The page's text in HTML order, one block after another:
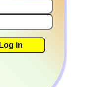
Log in